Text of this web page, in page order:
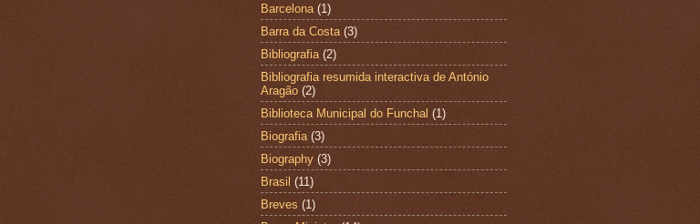
Barcelona (1)
Barra da Costa (3)
Bibliografia (2)
Bibliografia resumida interactiva de António
Aragão (2)
Biblioteca Municipal do Funchal (1)
Biografia (3)
Biography (3)
Brasil (11)
Breves (1)